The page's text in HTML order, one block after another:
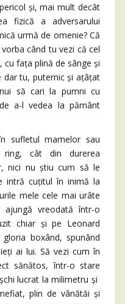
și, mai mult decât
fizică a adversarului
urmă de omenie? Că
când tu vezi că cel
fața plină de sânge și
dar tu, puternic și ațâțat
să cari la pumni cu
a-l vedea la pământ
mamelor sau
cât din durerea
nici nu știu cum să le
intră cuțitul în inimă la
mele cele mai urâte
vreodată într-o
chiar și pe Leonard
boxând, spunând
ai lui. Să vezi cum în
sănătos, într-o stare
lucrat la milimetru și
plin de vânătăi și